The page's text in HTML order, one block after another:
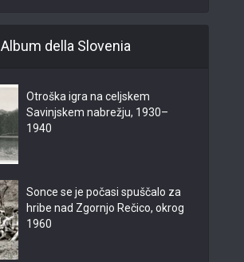
Album della Slovenia
Otroška igra na celjskem
Savinjskem nabrežju, 1930–
1940
Sonce se je počasi spuščalo za
hribe nad Zgornjo Rečico, okrog
1960